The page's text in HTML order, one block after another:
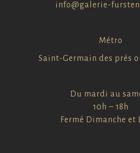
info@galerie-
Métro
Saint-Germain des prés
Du mardi au
10h – 18h
Fermé Dimanche et